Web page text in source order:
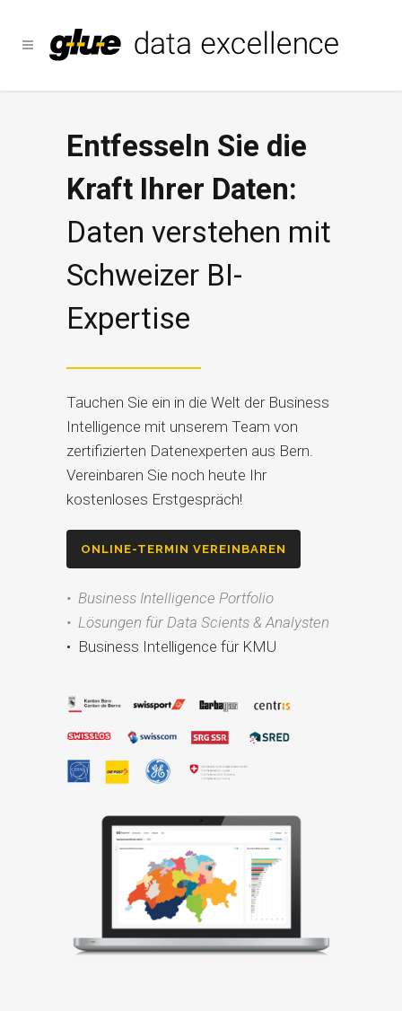
Entfesseln Sie die
Kraft Ihrer Daten:
Daten verstehen mit
Schweizer BI-
Expertise
Tauchen Sie ein in die Welt der Business
Intelligence mit unserem Team von
zertifizierten Datenexperten aus Bern.
Vereinbaren Sie noch heute Ihr
kostenloses Erstgespräch!
ONLINE-TERMIN VEREINBAREN
• Business Intelligence Portfolio
• Lösungen für Data Scients & Analysten
• Business Intelligence für KMU